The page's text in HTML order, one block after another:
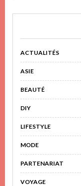
ACTUALITÉS
ASIE
BEAUTÉ
DIY
LIFESTYLE
MODE
PARTENARIAT
VOYAGE